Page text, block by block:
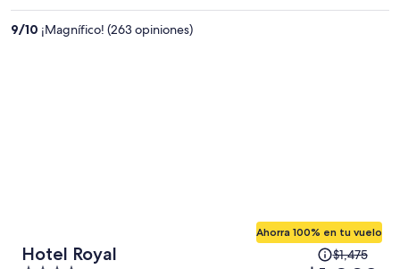
9/10 ¡Magnífico! (263 opiniones)
Hotel Royal
Ahorra 100% en tu vuelo
$1,475